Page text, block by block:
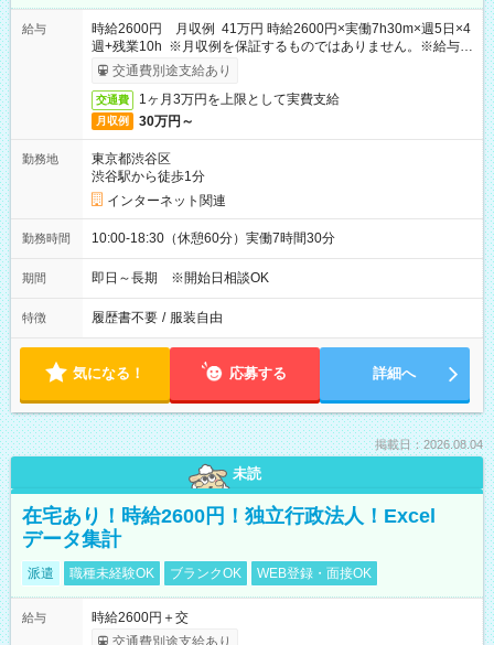
給与
時給2600円 月収例 41万円 時給2600円×実働7h30m×週5日×4
週+残業10h ※月収例を保証するものではありません。※給与即
受取りサービス利用可（利用条件有）
交通費別途支給あり
交通費 1ヶ月3万円を上限として実費支給
月収例 30万円～
勤務地
東京都渋谷区
渋谷駅から徒歩1分
インターネット関連
勤務時間 10:00-18:30（休憩60分）実働7時間30分
期間 即日～長期 ※開始日相談OK
特徴 履歴書不要 / 服装自由
気になる！ 応募する 詳細へ
掲載日：2026.08.04
未読
在宅あり！時給2600円！独立行政法人！Excel
データ集計
派遣 職種未経験OK ブランクOK WEB登録・面接OK
給与
時給2600円＋交
交通費別途支給あり